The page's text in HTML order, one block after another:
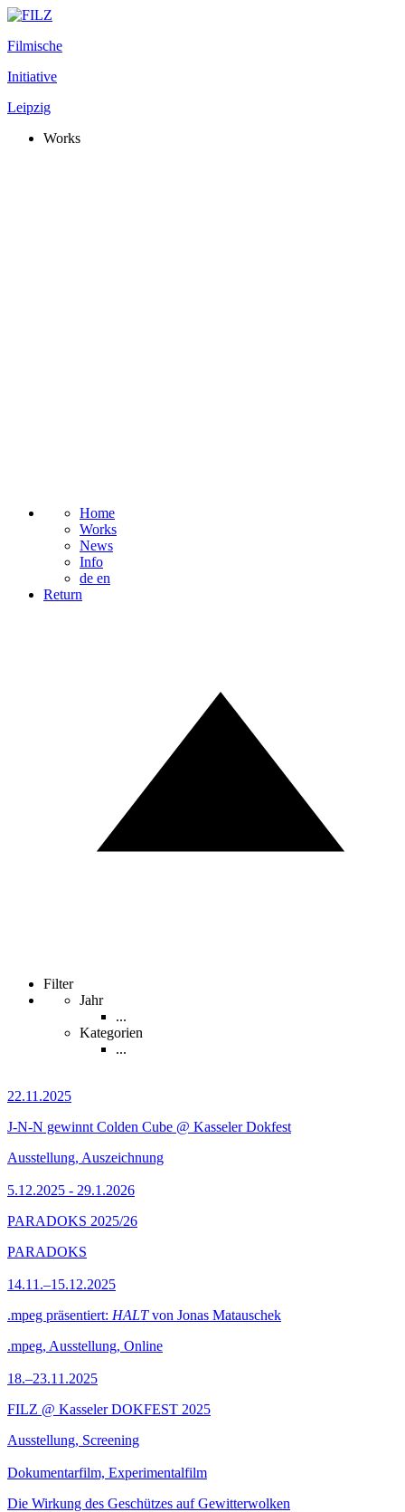
Filmische
Initiative
Leipzig
Works
Home
Works
News
Info
de en
Return
Filter
Jahr
...
Kategorien
...
22.11.2025
J-N-N gewinnt Colden Cube @ Kasseler Dokfest
Ausstellung, Auszeichnung
5.12.2025 - 29.1.2026
PARADOKS 2025/26
PARADOKS
14.11.–15.12.2025
.mpeg präsentiert: HALTvon Jonas Matauschek
.mpeg, Ausstellung, Online
18.–23.11.2025
FILZ @ Kasseler DOKFEST 2025
Ausstellung, Screening
Dokumentarfilm, Experimentalfilm
Die Wirkung des Geschützes auf Gewitterwolken